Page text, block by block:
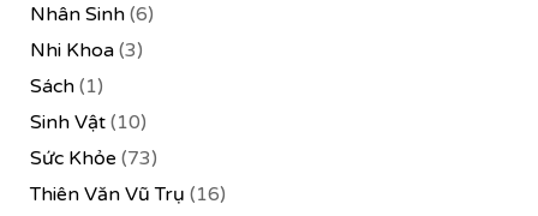
Nhân Sinh(6)
Nhi Khoa(3)
Sách(1)
Sinh Vật(10)
Sức Khỏe (73)
Thiên Văn Vũ Trụ (16)